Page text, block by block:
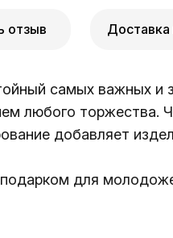
отзыв Доставка
самых важных и
любого
добавляет
для